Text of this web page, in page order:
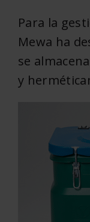
Para la
Mewa ha
se
y